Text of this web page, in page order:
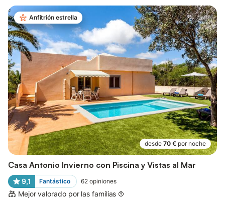
Anfitrión estrella
desde 70 € por noche
Casa Antonio Invierno con Piscina y Vistas al Mar
9,1 Fantástico 62 opiniones
Mejor valorado por las familias